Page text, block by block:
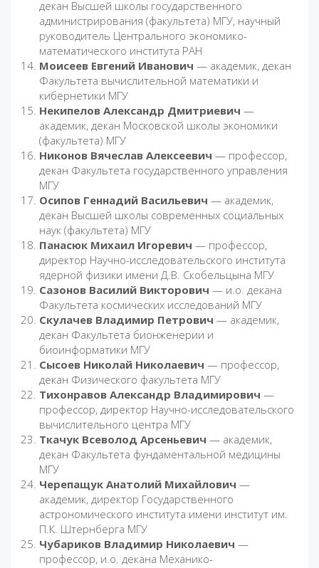
декан Высшей школы государственного
администрирования (факультета) МГУ, научный
руководитель Центрального экономико-
математического института РАН
Моисеев Евгений Иванович — академик, декан
Факультета вычислительной математики и
кибернетики МГУ
Некипелов Александр Дмитриевич —
академик, декан Московской школы экономики
(факультета) МГУ
Никонов Вячеслав Алексеевич — профессор,
декан Факультета государственного управления
МГУ
Осипов Геннадий Васильевич — академик,
декан Высшей школы современных социальных
наук (факультета) МГУ
Панасюк Михаил Игоревич — профессор,
директор Научно-исследовательского института
ядерной физики имени Д.В. Скобельцына МГУ
Сазонов Василий Викторович — и.о. декана
Факультета космических исследований МГУ
Скулачев Владимир Петрович — академик,
декан Факультета бионженерии и
биоинформатики МГУ
Сысоев Николай Николаевич — профессор,
декан Физического факультета МГУ
Тихонравов Александр Владимирович —
профессор, директор Научно-исследовательского
вычислительного центра МГУ
Ткачук Всеволод Арсеньевич — академик,
декан Факультета фундаментальной медицины
МГУ
Черепащук Анатолий Михайлович —
академик, директор Государственного
астрономического института имени институт им.
П.К. Штернберга МГУ
Чубариков Владимир Николаевич —
профессор, и.о. декана Механико-